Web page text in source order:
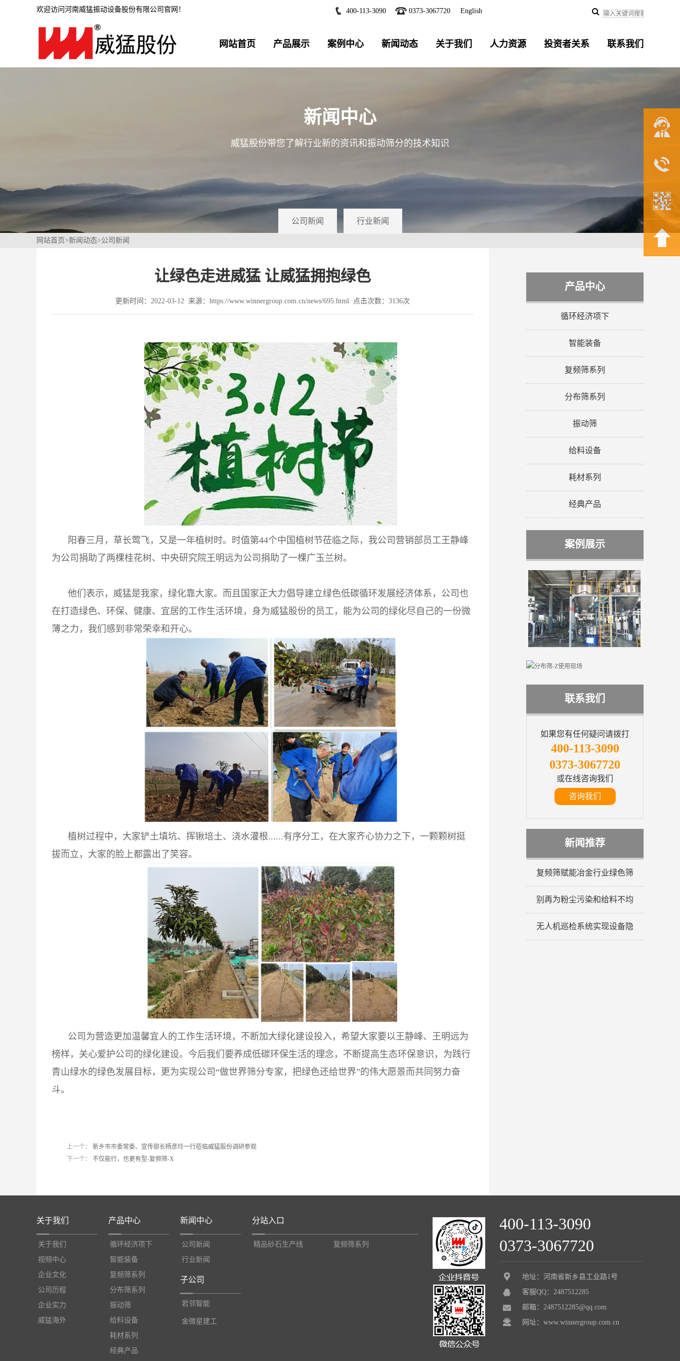
欢迎访问河南威猛振动设备股份有限公司官网！ 400-113-3090 0373-3067720 English
网站首页 产品展示 案例中心 新闻动态 关于我们 人力资源 投资者关系 联系我们
新闻中心
威猛股份带您了解行业新的资讯和振动筛分的技术知识
公司新闻 行业新闻
网站首页>新闻动态>公司新闻
让绿色走进威猛 让威猛拥抱绿色
更新时间：2022-03-12 来源：https://www.winnergroup.com.cn/news/695.html 点击次数：3136次
阳春三月，草长莺飞，又是一年植树时。时值第44个中国植树节莅临之际，我公司营销部员工王静峰
为公司捐助了两棵桂花树、中央研究院王明远为公司捐助了一棵广玉兰树。
他们表示，威猛是我家，绿化靠大家。而且国家正大力倡导建立绿色低碳循环发展经济体系，公司也
在打造绿色、环保、健康、宜居的工作生活环境，身为威猛股份的员工，能为公司的绿化尽自己的一份微
薄之力，我们感到非常荣幸和开心。
植树过程中，大家铲土填坑、挥锹培土、浇水灌根......有序分工，在大家齐心协力之下，一颗颗树挺
拔而立，大家的脸上都露出了笑容。
公司为营造更加温馨宜人的工作生活环境，不断加大绿化建设投入，希望大家要以王静峰、王明远为
榜样，关心爱护公司的绿化建设。今后我们要养成低碳环保生活的理念，不断提高生态环保意识，为践行
青山绿水的绿色发展目标，更为实现公司“做世界筛分专家，把绿色还给世界”的伟大愿景而共同努力奋
斗。
上一个：
新乡市市委常委、宣传部长杨彦玲一行莅临威猛股份调研参观
下一个：
不仅能行，也更有型-复频筛-X
产品中心
循环经济项下
智能装备
复频筛系列
分布筛系列
振动筛
给料设备
耗材系列
经典产品
案例展示
联系我们
如果您有任何疑问请拨打
400-113-3090
0373-3067720
或在线咨询我们
咨询我们
新闻推荐
复频筛赋能冶金行业绿色筛
别再为粉尘污染和给料不均
无人机巡检系统实现设备隐
关于我们
关于我们
视频中心
企业文化
公司历程
企业实力
威猛海外
产品中心
循环经济项下
智能装备
复频筛系列
分布筛系列
振动筛
给料设备
耗材系列
经典产品
新闻中心
公司新闻
行业新闻
子公司
若邻智能
金微星建工
分站入口
精品砂石生产线 复频筛系列
400-113-3090
0373-3067720
地址：河南省新乡县工业路1号
客服QQ：2487512285
邮箱：2487512285@qq.com
网址：www.winnergroup.com.cn
联系我们